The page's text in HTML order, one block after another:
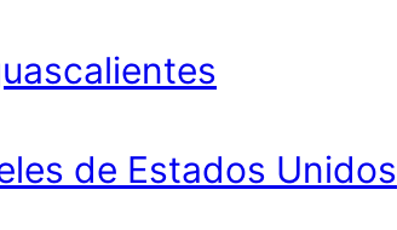
de Estados Unidos